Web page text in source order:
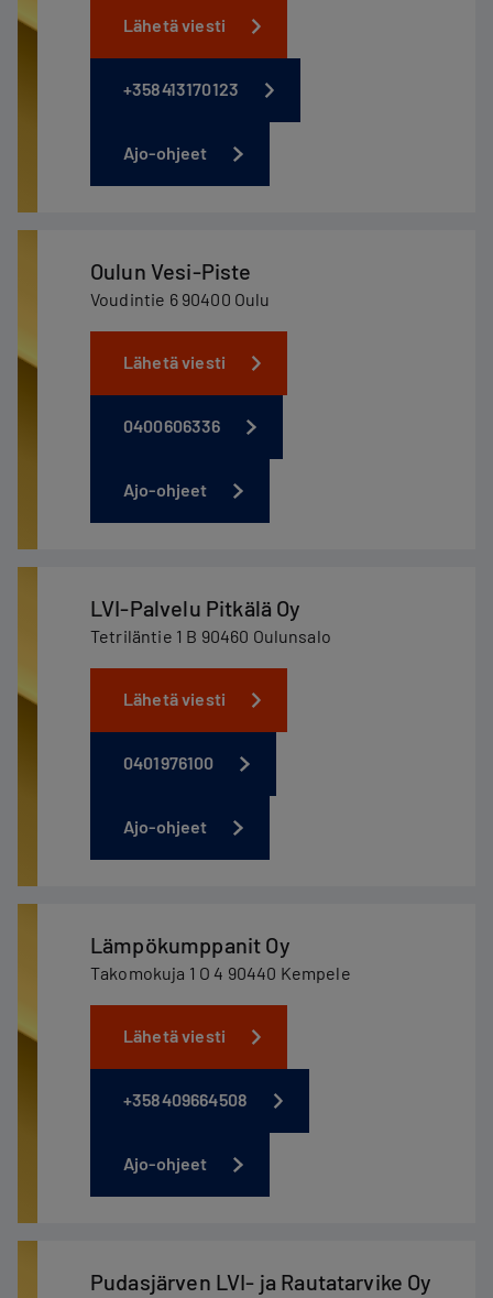
Lähetä viesti
+358413170123
Ajo-ohjeet
Oulun Vesi-Piste
Voudintie 6 90400 Oulu
Lähetä viesti
0400606336
Ajo-ohjeet
LVI-Palvelu Pitkälä Oy
Tetriläntie 1 B 90460 Oulunsalo
Lähetä viesti
0401976100
Ajo-ohjeet
Lämpökumppanit Oy
Takomokuja 1 O 4 90440 Kempele
Lähetä viesti
+358409664508
Ajo-ohjeet
Pudasjärven LVI- ja Rautatarvike Oy